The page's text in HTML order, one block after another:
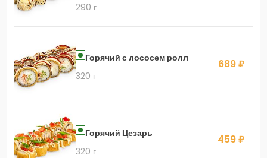
290 г
Горячий с лососем ролл
320 г
689 ₽
Горячий Цезарь
320 г
459 ₽